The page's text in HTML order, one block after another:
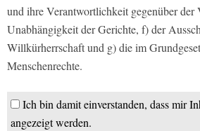
und ihre Verantwortlichkeit gegenüber der
Unabhängigkeit der Gerichte, f) der
Willkürherrschaft und g) die im
Menschenrechte.
Ich bin damit einverstanden, dass mir
angezeigt werden.